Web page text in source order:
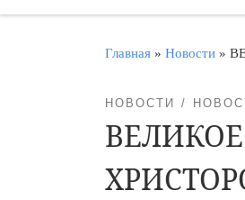
Главная » Новости »
НОВОСТИ